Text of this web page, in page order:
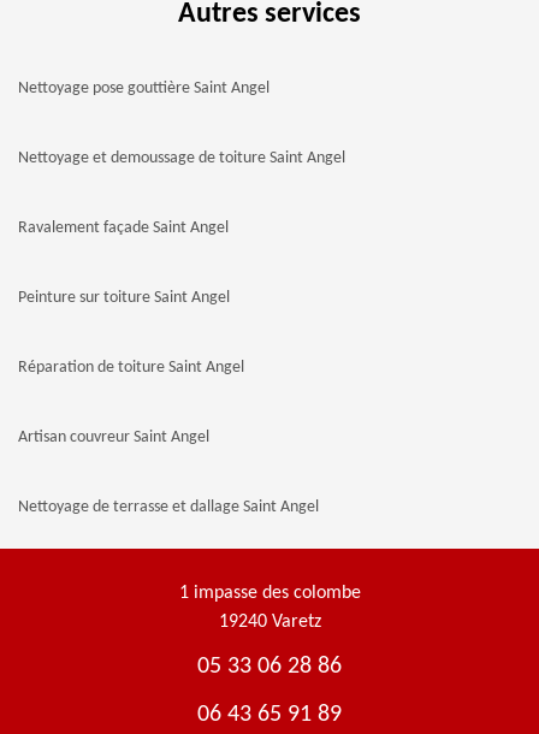
Autres services
Nettoyage pose gouttière Saint Angel
Nettoyage et demoussage de toiture Saint Angel
Ravalement façade Saint Angel
Peinture sur toiture Saint Angel
Réparation de toiture Saint Angel
Artisan couvreur Saint Angel
Nettoyage de terrasse et dallage Saint Angel
1 impasse des colombe
19240 Varetz
05 33 06 28 86
06 43 65 91 89